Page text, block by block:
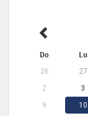
Do Lu
26 27
2
3
9
10